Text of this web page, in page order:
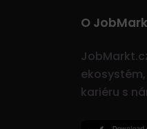
O
kariéru s